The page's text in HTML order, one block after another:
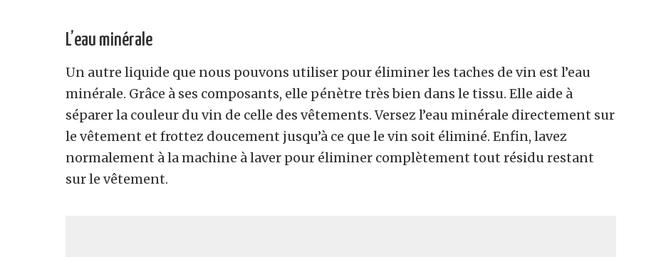
L’eau minérale
Un autre liquide que nous pouvons utiliser pour éliminer les taches de vin est l’eau
minérale. Grâce à ses composants, elle pénètre très bien dans le tissu. Elle aide à
séparer la couleur du vin de celle des vêtements. Versez l’eau minérale directement sur
le vêtement et frottez doucement jusqu’à ce que le vin soit éliminé. Enfin, lavez
normalement à la machine à laver pour éliminer complètement tout résidu restant
sur le vêtement.